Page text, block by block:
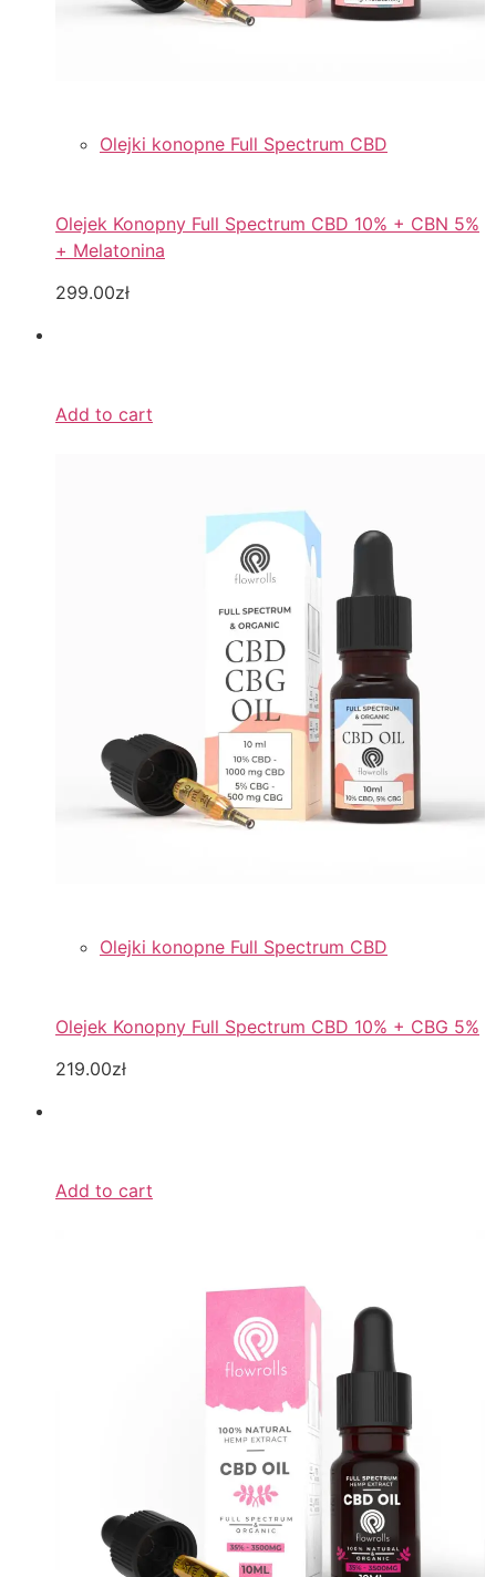
Olejki konopne Full Spectrum CBD
Olejek Konopny Full Spectrum CBD 10% + CBN 5%
+ Melatonina
299.00zł
Add to cart
Olejki konopne Full Spectrum CBD
Olejek Konopny Full Spectrum CBD 10% + CBG 5%
219.00zł
Add to cart